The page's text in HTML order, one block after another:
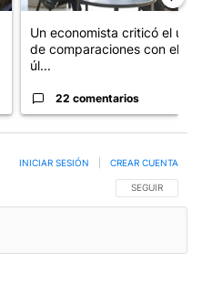
Un economista criticó el uso
de comparaciones con el
úl...
22 comentarios
SIGA ESTA
SEGUIR
INICIAR SESIÓN CREAR CUENTA